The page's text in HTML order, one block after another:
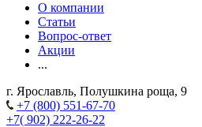
О компании
Статьи
Вопрос-ответ
Акции
...
г. Ярославль, Полушкина роща, 9
+7 (800) 551-67-70
+7( 902) 222-26-22